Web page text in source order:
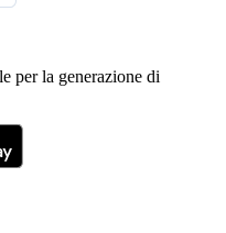
per la generazione di